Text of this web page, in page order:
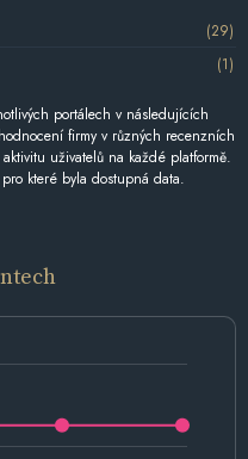
(29)
(1)
portálech v následujících
firmy v různých recenzních
uživatelů na každé platformě.
které byla dostupná data.